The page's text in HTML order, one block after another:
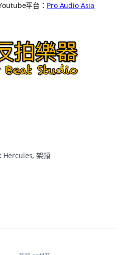
平台： Pro Audio Asia
Hercules,架類